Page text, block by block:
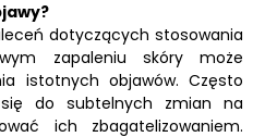
dotyczących stosowania
zapaleniu skóry może
istotnych objawów. Często
się do subtelnych zmian na
ich zbagatelizowaniem.